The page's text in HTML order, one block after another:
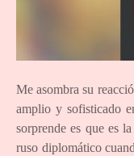
Me asombra su
amplio y sofisticado
sorprende es que es
ruso diplomático